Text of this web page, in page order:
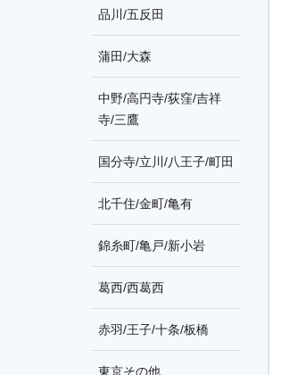
品川/五反田
蒲田/大森
中野/高円寺/荻窪/吉祥
寺/三鷹
国分寺/立川/八王子/町田
北千住/金町/亀有
錦糸町/亀戸/新小岩
葛西/西葛西
赤羽/王子/十条/板橋
東京その他